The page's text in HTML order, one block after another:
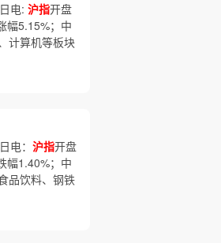
电: 沪指开盘
幅5.15%；中
计算机等板块
： 沪指开盘
幅1.40%；中
品饮料、钢铁